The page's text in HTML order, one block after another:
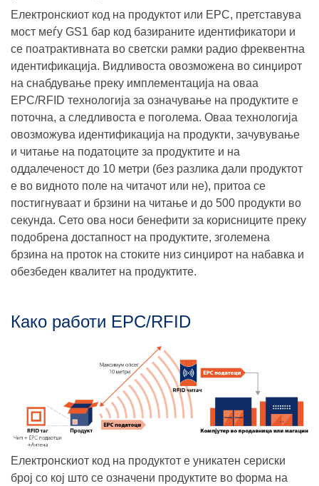
Електронскиот код на продуктот или EPC, претставува
мост меѓу GS1 бар код базираните идентификатори и
се поатрактивната во светски рамки радио фреквентна
идентификација. Видливоста овозможена во синџирот
на снабдување преку имплементација на оваа
EPC/RFID технологија за означување на продуктите е
поточна, а следливоста е поголема. Оваа технологија
овозможува идентификација на продукти, зачувување
и читање на податоците за продуктите и на
оддалеченост до 10 метри (без разлика дали продуктот
е во видното поле на читачот или не), притоа се
постигнуваат и брзини на читање и до 500 продукти во
секунда. Сето ова носи бенефити за корисниците преку
подобрена достапност на продуктите, зголемена
брзина на проток на стоките низ синџирот на набавка и
обезбеден квалитет на продуктите.
Како работи EPC/RFID
Електронскиот код на продуктот е уникатен сериски
број со кој што се означени продуктите во форма на